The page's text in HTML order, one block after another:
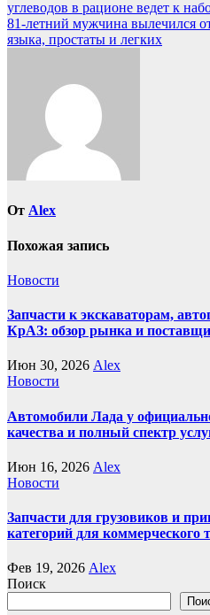
по
записям
углеводов в рационе ведет к
81-летний мужчина вылечился
языка, простаты и легких
От Alex
Похожая запись
Новости
Запчасти к экскаваторам,
КрАЗ: обзор рынка и
Июн 30, 2026 Alex
Новости
Автомобили Лада у
качества и полный спектр
Июн 16, 2026 Alex
Новости
Запчасти для грузовиков и
категорий для коммерческого
Фев 19, 2026 Alex
Поиск